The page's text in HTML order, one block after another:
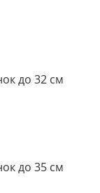
до 32 см
до 35 см